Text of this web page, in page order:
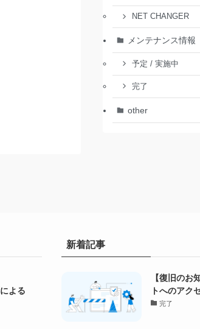
NET CHANGER
メンテナンス情報
予定 / 実施中
完了
other
よる
新着記事
【復旧のお
トへのアク
完了